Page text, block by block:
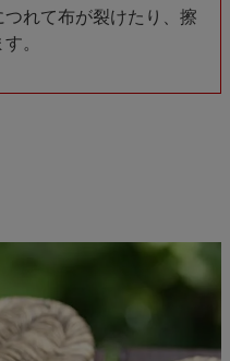
れて布が裂けたり、擦
。